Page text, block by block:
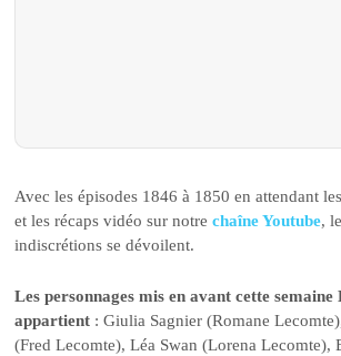
Avec les épisodes 1846 à 1850 en attendant
et les récaps vidéo sur notrechaîne Youtube,
indiscrétions se dévoilent.
Les personnages mis en avant cette semaine
appartient : Giulia Sagnier (Romane
(Fred Lecomte), Léa Swan (Lorena Lecomte),